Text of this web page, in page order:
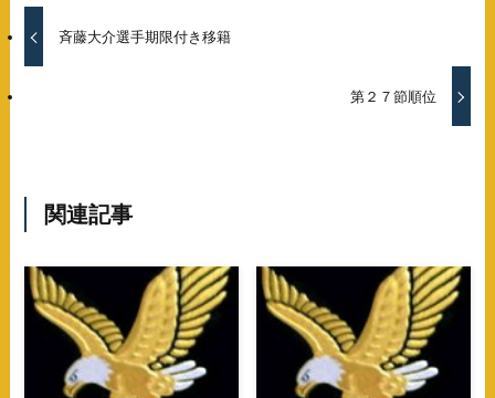
斉藤大介選手期限付き移籍
第２７節順位
関連記事